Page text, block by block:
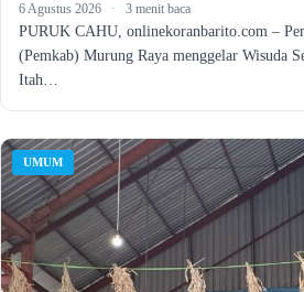
6 Agustus 2026 · 3 menit baca
PURUK CAHU, onlinekoranbarito.com –
(Pemkab) Murung Raya menggelar Wisuda
Itah…
UMUM